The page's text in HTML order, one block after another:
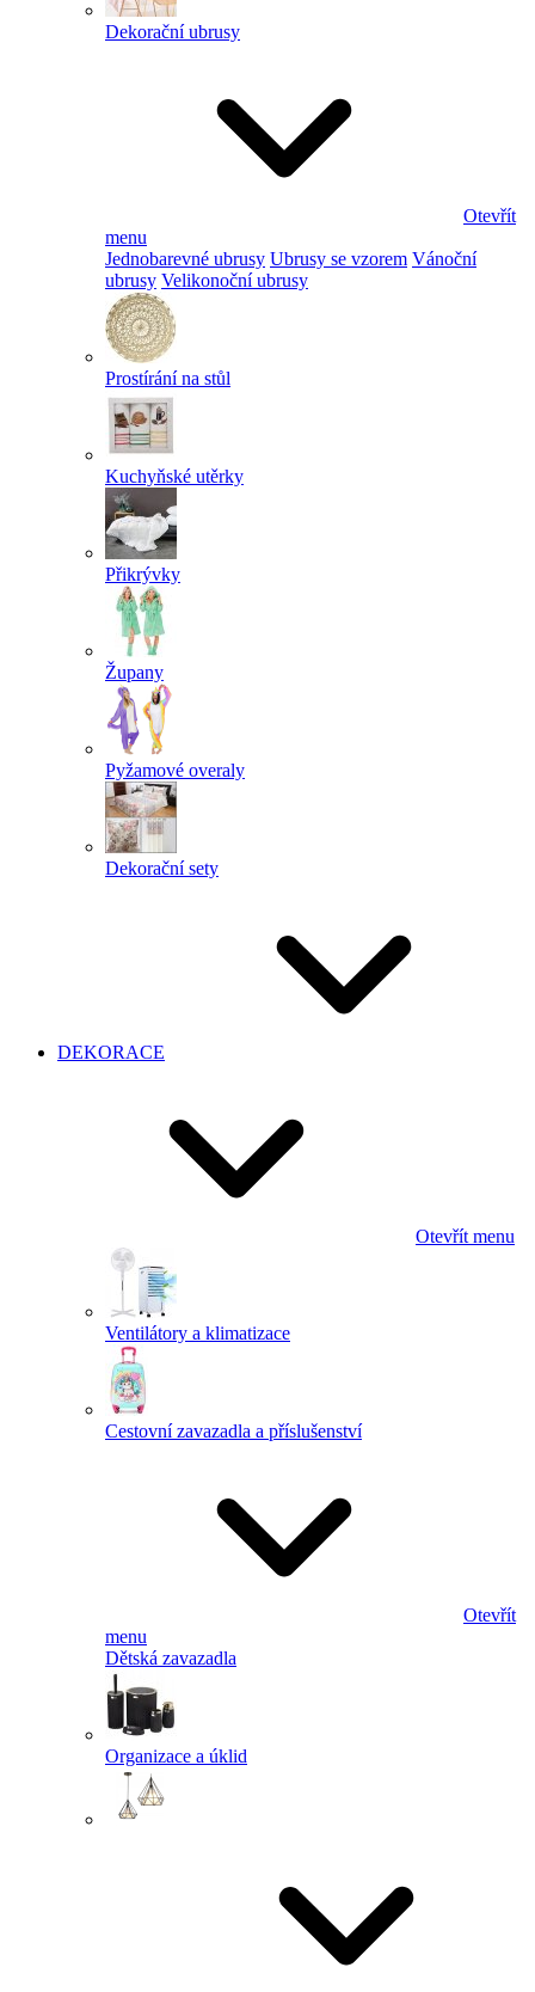
Dekorační ubrusy
Otevřít
menu
Jednobarevné ubrusy Ubrusy se vzorem Vánoční
ubrusy Velikonoční ubrusy
Prostírání na stůl
Kuchyňské utěrky
Přikrývky
Župany
Pyžamové overaly
Dekorační sety
DEKORACE
Otevřít menu
Ventilátory a klimatizace
Cestovní zavazadla a příslušenství
Otevřít
menu
Dětská zavazadla
Organizace a úklid